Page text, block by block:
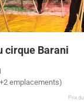
cirque Barani
emplacements)
Prix